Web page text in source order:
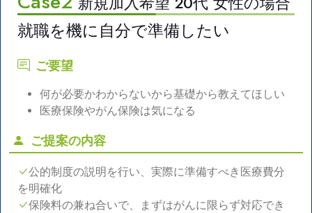
就職を機に自分で準備したい
ご要望
何が必要かわからないから基礎から教えてほしい
医療保険やがん保険は気になる
ご提案の内容
公的制度の説明を行い、実際に準備すべき医療費分
を明確化
保険料の兼ね合いで、まずはがんに限らず対応でき